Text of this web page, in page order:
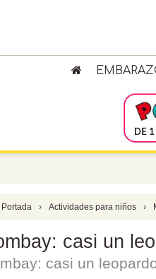
Portada › Actividades para niños ›
casi un
casi un